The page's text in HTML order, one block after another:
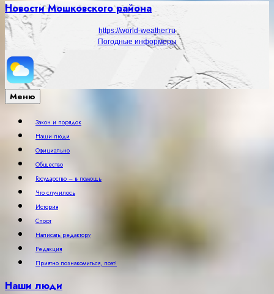
Новости Мошковского района
https://world-weather.ru
Погодные информеры
Меню
Закон и порядок
Наши люди
Официально
Общество
Государство – в помощь
Что случилось
История
Спорт
Написать редактору
Редакция
Приятно познакомиться, поэт!
Наши люди